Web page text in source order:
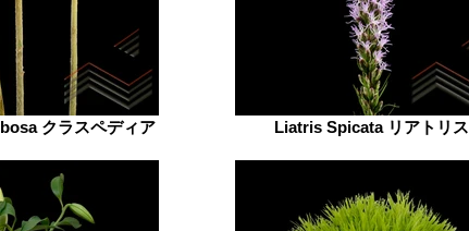
クラスペディア Liatris Spicata リアトリス